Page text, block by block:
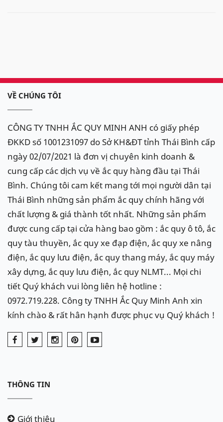
VỀ CHÚNG TÔI
CÔNG TY TNHH ẮC QUY MINH ANH có giấy phép
ĐKKD số 1001231097 do Sở KH&ĐT tỉnh Thái Bình cấp
ngày 02/07/2021 là đơn vị chuyên kinh doanh &
cung cấp các dịch vụ về ắc quy hàng đầu tại Thái
Bình. Chúng tôi cam kết mang tới mọi người dân tại
Thái Bình những sản phẩm ắc quy chính hãng với
chất lượng & giá thành tốt nhất. Những sản phẩm
được cung cấp tại cửa hàng bao gồm : ắc quy ô tô, ắc
quy tàu thuyền, ắc quy xe đạp điện, ắc quy xe nâng
điện, ắc quy lưu điện, ắc quy thang máy, ắc quy máy
xây dựng, ắc quy lưu điện, ắc quy NLMT... Mọi chi
tiết Quý khách vui lòng liên hệ hotline :
0972.719.228. Công ty TNHH Ắc Quy Minh Anh xin
kính chào & rất hân hạnh được phục vụ Quý khách !
THÔNG TIN
Giới thiệu